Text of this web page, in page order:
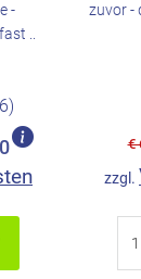
-
..
zuvor -
€
zzgl.